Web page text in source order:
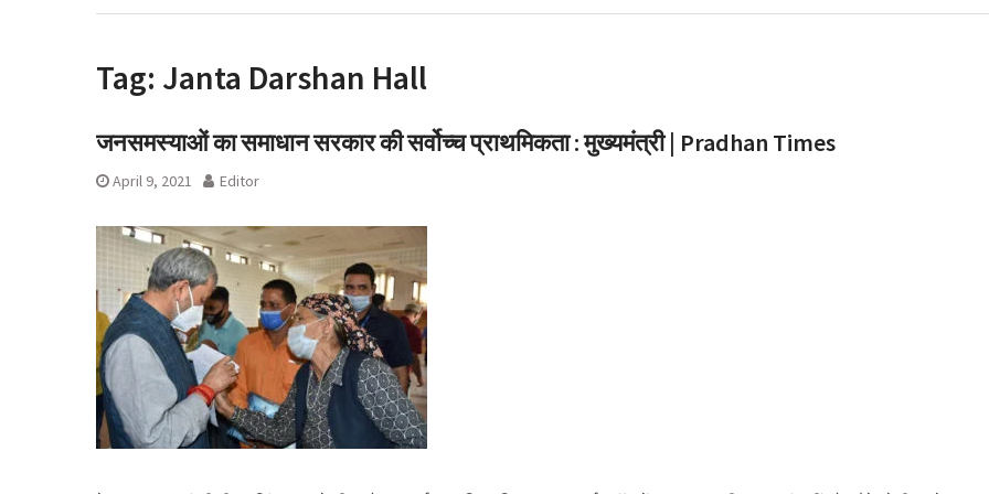
सावधानी बरतनें की सलाह
Tag: Janta Darshan Hall
जनसमस्याओं का समाधान सरकार की सर्वोच्च प्राथमिकता : मुख्यमंत्री | Pradhan Times
April 9, 2021 Editor